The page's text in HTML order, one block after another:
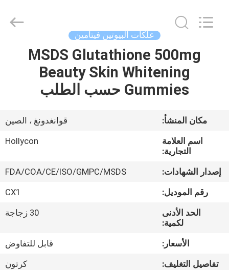
منزل
المنتجات
أشرطة
فيديو
حول
جولة
المعمل
علكات البيوتين فيتامين
MSDS Glutathione 500mg
Beauty Skin Whitening
Gummies حسب الطلب
مكان المنشأ:
قوانغدونغ ، الصين
اسم العلامة
التجارية:
Hollycon
إصدار الشهادات:
FDA/COA/CE/ISO/GMPC/MSDS
رقم الموديل:
CX1
الحد الأدنى
لكمية:
30 زجاجة
الأسعار:
قابل للتفاوض
تفاصيل التغليف:
كرتون